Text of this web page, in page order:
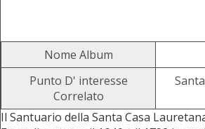
Nome Album
Punto D' interesse
Correlato
Il Santuario della Santa Casa